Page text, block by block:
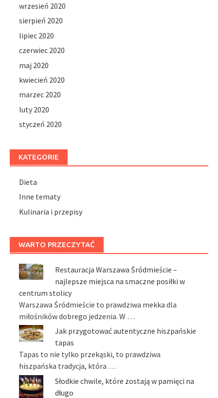
wrzesień 2020
sierpień 2020
lipiec 2020
czerwiec 2020
maj 2020
kwiecień 2020
marzec 2020
luty 2020
styczeń 2020
KATEGORIE
Dieta
Inne tematy
Kulinaria i przepisy
WARTO PRZECZYTAĆ
Restauracja Warszawa Śródmieście –
najlepsze miejsca na smaczne posiłki w
centrum stolicy
Warszawa Śródmieście to prawdziwa mekka dla
miłośników dobrego jedzenia. W …
Jak przygotować autentyczne hiszpańskie
tapas
Tapas to nie tylko przekąski, to prawdziwa
hiszpańska tradycja, która …
Słodkie chwile, które zostają w pamięci na
długo